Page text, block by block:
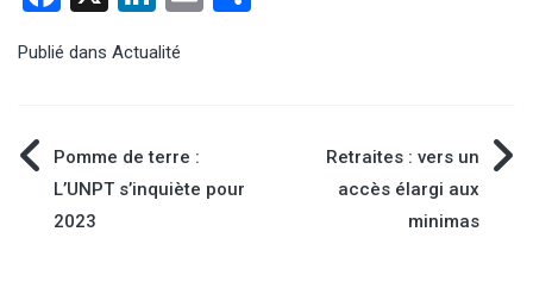
Publié dans Actualité
Navigation
de
Pomme de terre :
L’UNPT s’inquiète pour
2023
Retraites : vers un
accès élargi aux
minimas